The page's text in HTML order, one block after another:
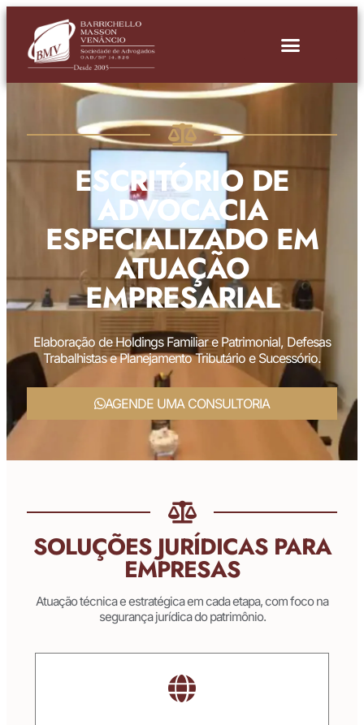
ESCRITÓRIO DE
ADVOCACIA
ESPECIALIZADO EM
ATUAÇÃO
EMPRESARIAL
Elaboração de Holdings Familiar e Patrimonial, Defesas
Trabalhistas e Planejamento Tributário e Sucessório.
AGENDE UMA CONSULTORIA
SOLUÇÕES JURÍDICAS PARA
EMPRESAS
Atuação técnica e estratégica em cada etapa, com foco na
segurança jurídica do patrimônio.